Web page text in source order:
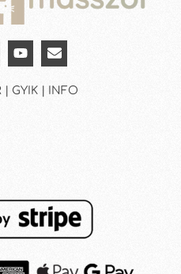
| GYIK | INFO